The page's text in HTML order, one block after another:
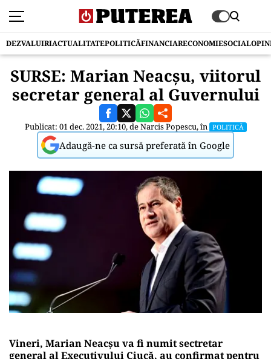
DEZVALUIRIACTUALITATEPOLITICĂFINANCIARECONOMIESOCIAL
SURSE: Marian Neacșu, viitorul
secretar general al Guvernului
Publicat: 01 dec. 2021, 20:10, deNarcis Popescu, în POLITICĂ
Adaugă-ne ca sursă preferată în Google
Vineri, Marian Neacșu va fi numit sectretar
general al Executivului Ciucă, au confirmat pentru